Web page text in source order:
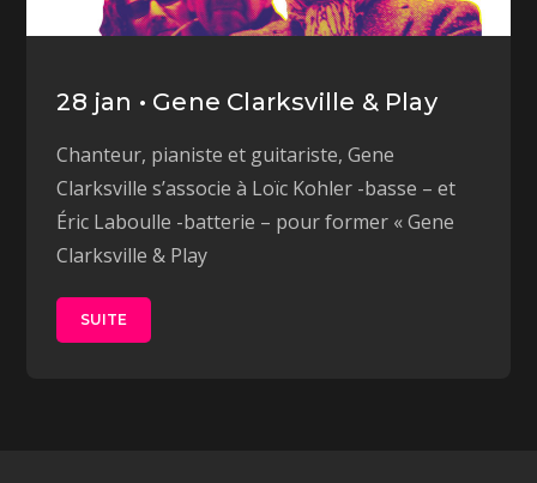
28 jan • Gene Clarksville & Play
Chanteur, pianiste et guitariste, Gene
Clarksville s’associe à Loïc Kohler -basse – et
Éric Laboulle -batterie – pour former « Gene
Clarksville & Play
SUITE